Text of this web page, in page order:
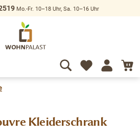
Mo.-Fr. 10–18 Uhr, Sa. 10–16 Uhr
Kleiderschrank